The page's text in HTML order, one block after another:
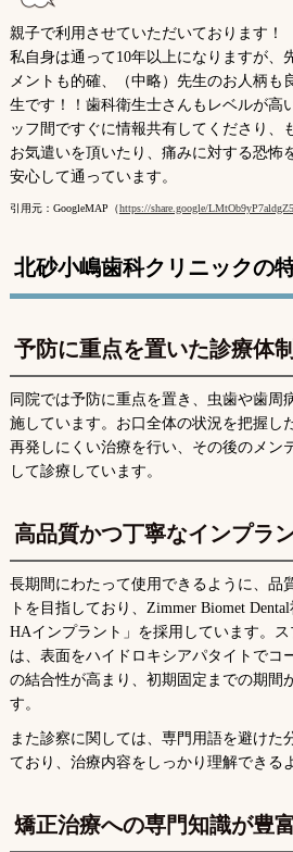
親子で利用させていただいております！
私自身は通って10年以上になりますが、
メントも的確、（中略）先生のお人柄も
生です！！歯科衛生士さんもレベルが高
ッフ間ですぐに情報共有してくださり、
お気遣いを頂いたり、痛みに対する恐怖
安心して通っています。
引用元：GoogleMAP（https://share.google/
北砂小嶋歯科クリニックの
予防に重点を置いた診療体制
同院では予防に重点を置き、虫歯や歯周
施しています。お口全体の状況を把握し
再発しにくい治療を行い、その後のメン
して診療しています。
高品質かつ丁寧なインプラ
長期間にわたって使用できるように、品
トを目指しており、Zimmer Biomet
HAインプラント」を採用しています。
は、表面をハイドロキシアパタイトでコ
の結合性が高まり、初期固定までの期間
す。
また診察に関しては、専門用語を避けた
ており、治療内容をしっかり理解できる
矯正治療への専門知識が豊